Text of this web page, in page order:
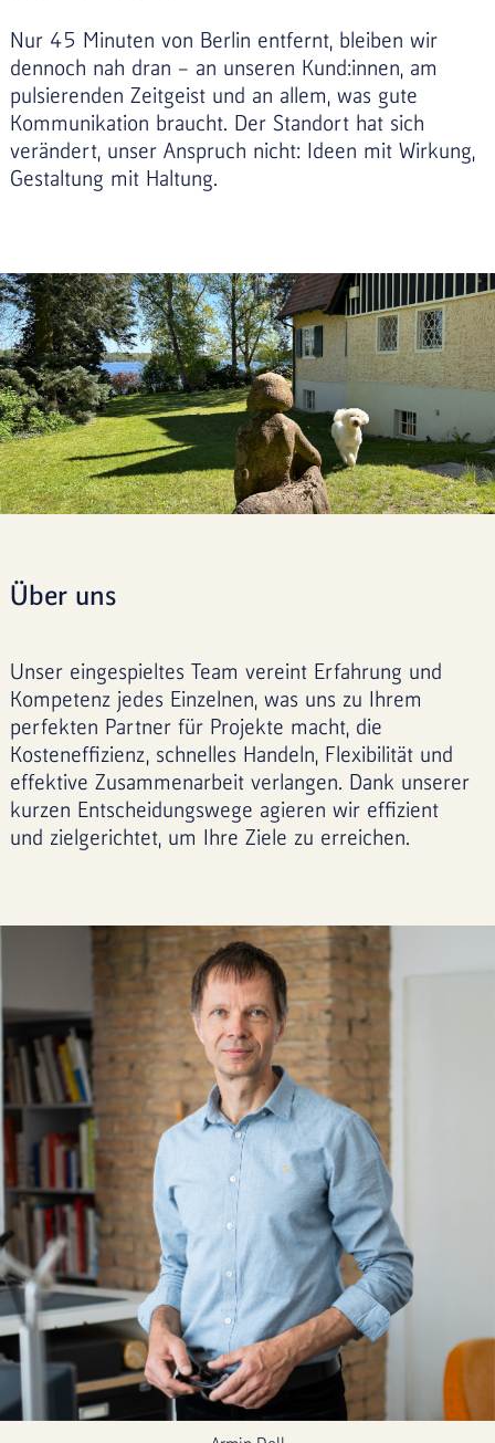
Nur 45 Minuten von Berlin entfernt, bleiben wir
dennoch nah dran – an unseren Kund:innen, am
pulsierenden Zeitgeist und an allem, was gute
Kommunikation braucht. Der Standort hat sich
verändert, unser Anspruch nicht: Ideen mit Wirkung,
Gestaltung mit Haltung.
Über uns
Unser eingespieltes Team vereint Erfahrung und
Kompetenz jedes Einzelnen, was uns zu Ihrem
perfekten Partner für Projekte macht, die
Kosteneffizienz, schnelles Handeln, Flexibilität und
effektive Zusammenarbeit verlangen. Dank unserer
kurzen Entscheidungswege agieren wir effizient
und zielgerichtet, um Ihre Ziele zu erreichen.